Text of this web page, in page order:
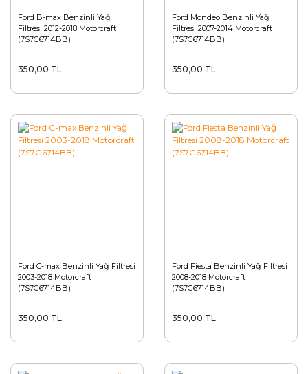
Ford B-max Benzinli Yağ
Filtresi 2012-2018 Motorcraft
(7S7G6714BB)
350,00 TL
Ford Mondeo Benzinli Yağ
Filtresi 2007-2014 Motorcraft
(7S7G6714BB)
350,00 TL
Ford C-max Benzinli Yağ Filtresi
2003-2018 Motorcraft
(7S7G6714BB)
350,00 TL
Ford Fiesta Benzinli Yağ Filtresi
2008-2018 Motorcraft
(7S7G6714BB)
350,00 TL